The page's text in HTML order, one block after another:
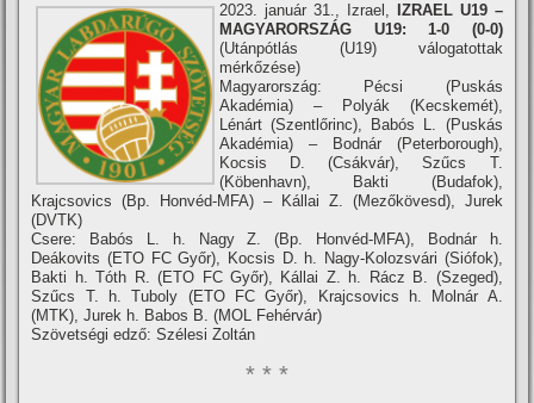
2023. január 31., Izrael,
IZRAEL U19 –
MAGYARORSZÁG U19: 1-0 (0-0)
(Utánpótlás (U19) válogatottak
mérkőzése)
Magyarország: Pécsi (Puskás
Akadémia) – Polyák (Kecskemét),
Lénárt (Szentlőrinc), Babós L. (Puskás
Akadémia) – Bodnár (Peterborough),
Kocsis D. (Csákvár), Szűcs T.
(Köbenhavn), Bakti (Budafok),
Krajcsovics (Bp. Honvéd-MFA) – Kállai Z. (Mezőkövesd), Jurek
(DVTK)
Csere: Babós L. h. Nagy Z. (Bp. Honvéd-MFA), Bodnár h.
Deákovits (ETO FC Győr), Kocsis D. h. Nagy-Kolozsvári (Siófok),
Bakti h. Tóth R. (ETO FC Győr), Kállai Z. h. Rácz B. (Szeged),
Szűcs T. h. Tuboly (ETO FC Győr), Krajcsovics h. Molnár A.
(MTK), Jurek h. Babos B. (MOL Fehérvár)
Szövetségi edző: Szélesi Zoltán
* * *